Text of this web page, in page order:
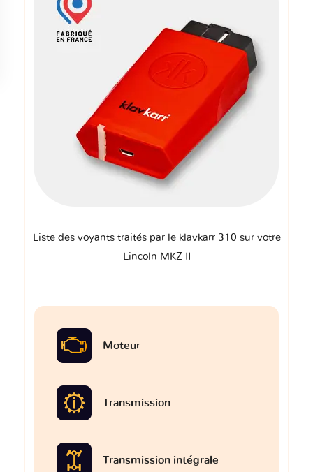
Liste des voyants traités par le klavkarr 310 sur votre
Lincoln MKZ II
Moteur
Transmission
Transmission intégrale